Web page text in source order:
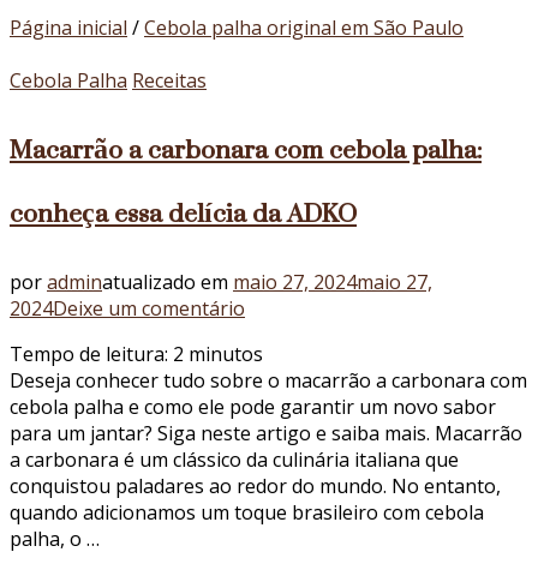
Página inicial /Cebola palha original em São Paulo
Cebola Palha Receitas
Macarrão a carbonara com cebola palha:
conheça essa delícia da ADKO
poradminatualizado em maio 27, 2024maio 27,
2024Deixe um comentário
a
carbonara
com
cebola
palha:
conheça
essa
Tempo de leitura: 2 minutos
Deseja conhecer tudo sobre o macarrão a carbonara com
cebola palha e como ele pode garantir um novo sabor
para um jantar? Siga neste artigo e saiba mais. Macarrão
a carbonara é um clássico da culinária italiana que
conquistou paladares ao redor do mundo. No entanto,
quando adicionamos um toque brasileiro com cebola
palha, o …